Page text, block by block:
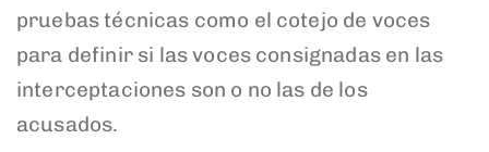
pruebas técnicas como el cotejo de voces
para definir si las voces consignadas en las
interceptaciones son o no las de los
acusados.